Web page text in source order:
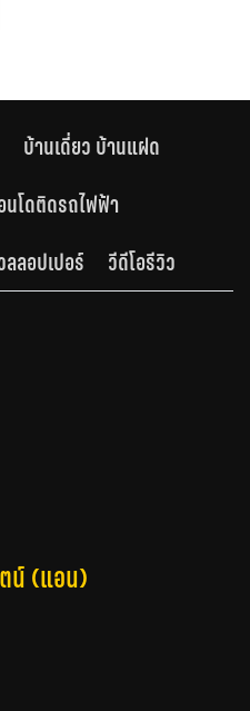
บ้านเดี่ยว บ้านแฝด
นโดติดรถไฟฟ้า
ลลอปเปอร์ วีดีโอรีวิว
น์ (แอน)